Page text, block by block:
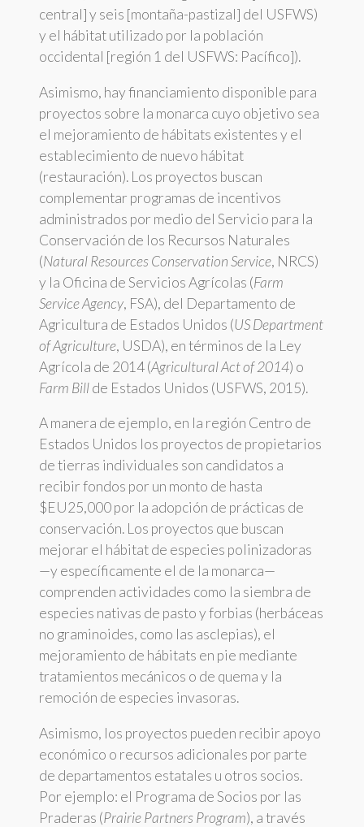
central] y seis [montaña-pastizal] del USFWS)
y el hábitat utilizado por la población
occidental [región 1 del USFWS: Pacífico]).
Asimismo, hay financiamiento disponible para
proyectos sobre la monarca cuyo objetivo sea
el mejoramiento de hábitats existentes y el
establecimiento de nuevo hábitat
(restauración). Los proyectos buscan
complementar programas de incentivos
administrados por medio del Servicio para la
Conservación de los Recursos Naturales
(Natural Resources Conservation Service, NRCS)
y la Oficina de Servicios Agrícolas (Farm
Service Agency, FSA), del Departamento de
Agricultura de Estados Unidos (US Department
of Agriculture, USDA), en términos de la Ley
Agrícola de 2014 (Agricultural Act of 2014) o
Farm Billde Estados Unidos (USFWS, 2015).
A manera de ejemplo, en la región Centro de
Estados Unidos los proyectos de propietarios
de tierras individuales son candidatos a
recibir fondos por un monto de hasta
$EU25,000 por la adopción de prácticas de
conservación. Los proyectos que buscan
mejorar el hábitat de especies polinizadoras
—y específicamente el de la monarca—
comprenden actividades como la siembra de
especies nativas de pasto y forbias (herbáceas
no graminoides, como las asclepias), el
mejoramiento de hábitats en pie mediante
tratamientos mecánicos o de quema y la
remoción de especies invasoras.
Asimismo, los proyectos pueden recibir apoyo
económico o recursos adicionales por parte
de departamentos estatales u otros socios.
Por ejemplo: el Programa de Socios por las
Praderas (Prairie Partners Program), a través